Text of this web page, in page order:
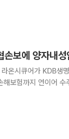
로 이자이익이 늘어
보에 양자내
온시큐어가 KDB생
보험까지 연이어
체결했다고 20일 밝